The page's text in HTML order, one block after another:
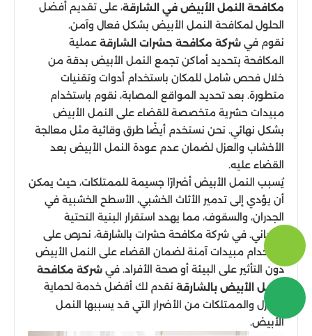
مكافحة النمل الأبيض في الشارقة، على تقديم أفضل
الحلول لمكافحة النمل الأبيض بشكل فعال وآمن.
نقوم في شركة مكافحة حشرات الشارقة عملية
المكافحة بتحديد أماكن تجمع النمل الأبيض بدقة من
خلال فحص شامل للمكان باستخدام أدوات وتقنيات
متطورة. بعد تحديد المواقع المصابة، نقوم باستخدام
مبيدات حشرية متخصصة للقضاء على النمل الأبيض
بشكل نهائي. نحن نستخدم أيضًا طرق وقائية مثل معالجة
الأخشاب والعزل لضمان عدم عودة النمل الأبيض بعد
القضاء عليه.
يُسبب النمل الأبيض أضرارًا جسيمة للممتلكات، حيث يمكن
أن يؤدي إلى تدمير الأثاث الخشبي، الأسطح الخشبية في
الجدران، والسقوف، مما يهدد استقرار البنية التحتية
للمباني. في شركة مكافحة حشرات بالشارقة، نحرص على
استخدام مبيدات آمنة لضمان القضاء على النمل الأبيض
دون التأثير على البيئة أو صحة الأفراد. في شركة مكافحة
النمل الأبيض بالشارقة نقدم لك أفضل خدمة لحماية
المنزل والممتلكات من الأضرار التي قد يسببها النمل
الأبيض.